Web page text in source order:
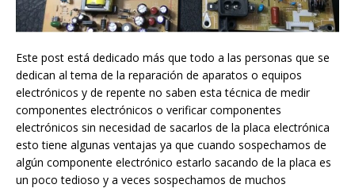
Este post está dedicado más que todo a las personas que se
dedican al tema de la reparación de aparatos o equipos
electrónicos y de repente no saben esta técnica de medir
componentes electrónicos o verificar componentes
electrónicos sin necesidad de sacarlos de la placa electrónica
esto tiene algunas ventajas ya que cuando sospechamos de
algún componente electrónico estarlo sacando de la placa es
un poco tedioso y a veces sospechamos de muchos